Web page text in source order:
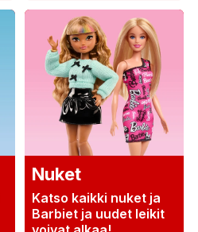
Nuket
Katso kaikki nuket ja
Barbiet ja uudet leikit